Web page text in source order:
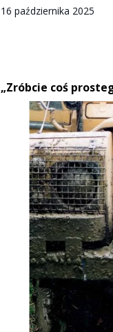
16 października 2025
„Zróbcie coś